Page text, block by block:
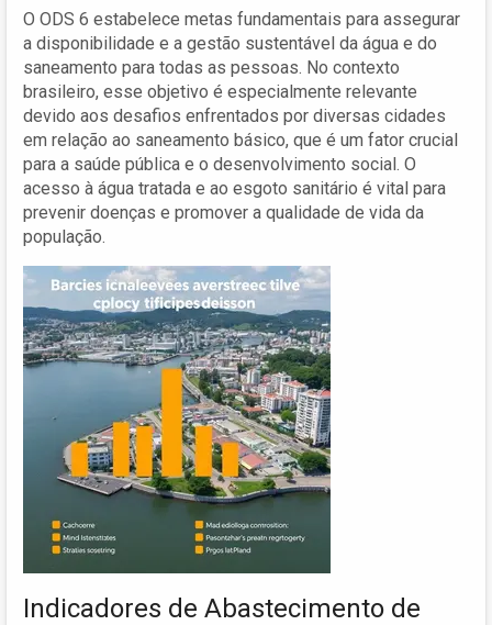
O ODS 6 estabelece metas fundamentais para assegurar
a disponibilidade e a gestão sustentável da água e do
saneamento para todas as pessoas. No contexto
brasileiro, esse objetivo é especialmente relevante
devido aos desafios enfrentados por diversas cidades
em relação ao saneamento básico, que é um fator crucial
para a saúde pública e o desenvolvimento social. O
acesso à água tratada e ao esgoto sanitário é vital para
prevenir doenças e promover a qualidade de vida da
população.
Indicadores de Abastecimento de